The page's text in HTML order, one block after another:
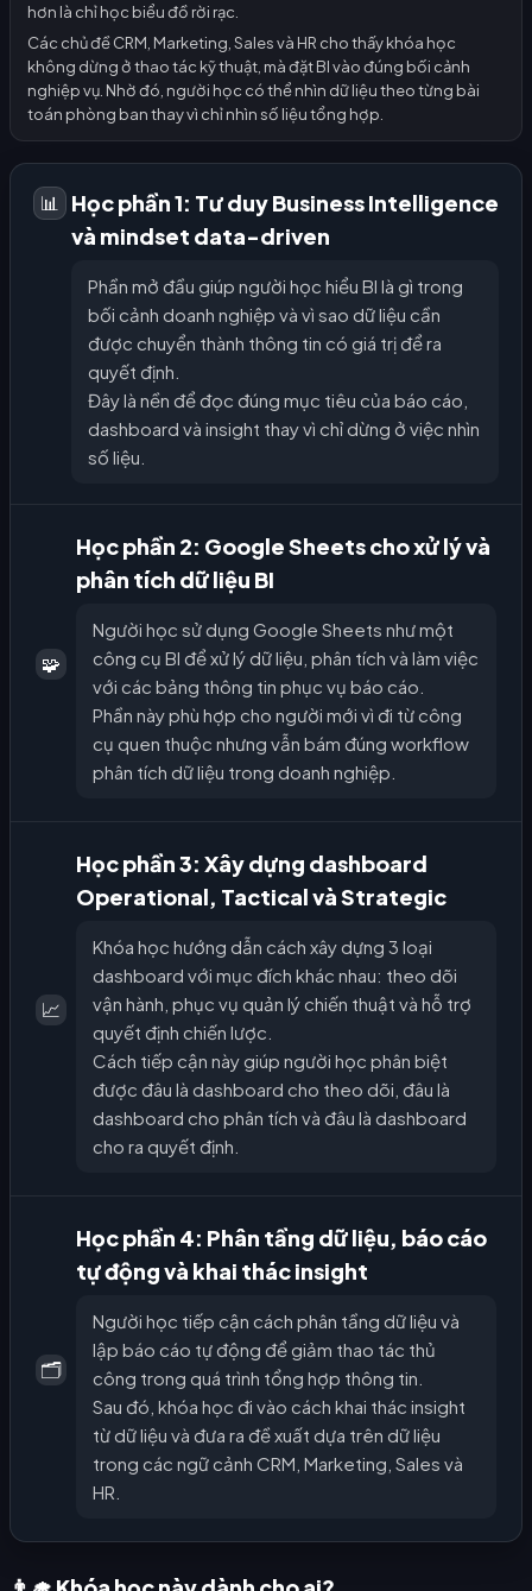
hơn là chỉ học biểu đồ rời rạc.
Các chủ đề CRM, Marketing, Sales và HR cho thấy khóa học
không dừng ở thao tác kỹ thuật, mà đặt BI vào đúng bối cảnh
nghiệp vụ. Nhờ đó, người học có thể nhìn dữ liệu theo từng bài
toán phòng ban thay vì chỉ nhìn số liệu tổng hợp.
📊
Học phần 1: Tư duy Business Intelligence
và mindset data-driven
Phần mở đầu giúp người học hiểu BI là gì trong
bối cảnh doanh nghiệp và vì sao dữ liệu cần
được chuyển thành thông tin có giá trị để ra
quyết định.
Đây là nền để đọc đúng mục tiêu của báo cáo,
dashboard và insight thay vì chỉ dừng ở việc nhìn
số liệu.
🧩
Học phần 2: Google Sheets cho xử lý và
phân tích dữ liệu BI
Người học sử dụng Google Sheets như một
công cụ BI để xử lý dữ liệu, phân tích và làm việc
với các bảng thông tin phục vụ báo cáo.
Phần này phù hợp cho người mới vì đi từ công
cụ quen thuộc nhưng vẫn bám đúng workflow
phân tích dữ liệu trong doanh nghiệp.
📈
Học phần 3: Xây dựng dashboard
Operational, Tactical và Strategic
Khóa học hướng dẫn cách xây dựng 3 loại
dashboard với mục đích khác nhau: theo dõi
vận hành, phục vụ quản lý chiến thuật và hỗ trợ
quyết định chiến lược.
Cách tiếp cận này giúp người học phân biệt
được đâu là dashboard cho theo dõi, đâu là
dashboard cho phân tích và đâu là dashboard
cho ra quyết định.
🗂️
Học phần 4: Phân tầng dữ liệu, báo cáo
tự động và khai thác insight
Người học tiếp cận cách phân tầng dữ liệu và
lập báo cáo tự động để giảm thao tác thủ
công trong quá trình tổng hợp thông tin.
Sau đó, khóa học đi vào cách khai thác insight
từ dữ liệu và đưa ra đề xuất dựa trên dữ liệu
trong các ngữ cảnh CRM, Marketing, Sales và
HR.